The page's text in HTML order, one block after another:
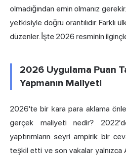
olmadığından emin olmanız
yetkisiyle doğru orantılıdır. Farklı
düzenler. İşte 2026 resminin
2026 Uygulama Puan
Yapmanın Maliyeti
2026'te bir kara para aklama
gerçek maliyeti nedir?
yaptırımların seyri ampirik bir
teşkil etti ve son vakalar